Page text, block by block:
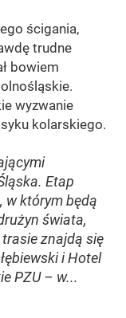
ścigania,
trudne
bowiem
wyzwanie
kolarskiego.
Etap
w którym będą
świata,
znajdą się
i Hotel
PZU – w...